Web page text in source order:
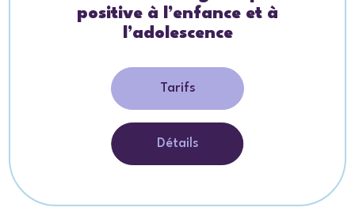
positive à l’enfance et à
l’adolescence
Tarifs
Détails